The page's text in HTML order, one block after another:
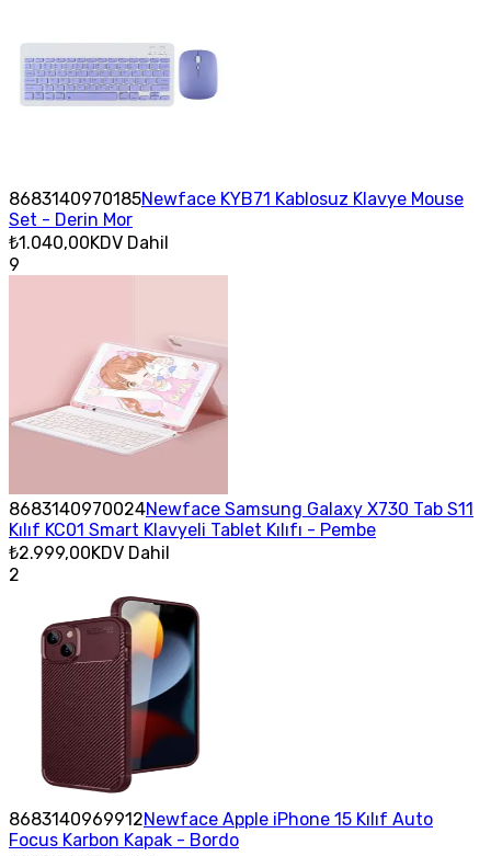
8683140970185Newface KYB71 Kablosuz Klavye Mouse
Set - Derin Mor
₺1.040,00KDV Dahil
9
8683140970024Newface Samsung Galaxy X730 Tab S11
Kılıf KC01 Smart Klavyeli Tablet Kılıfı - Pembe
₺2.999,00KDV Dahil
2
8683140969912Newface Apple iPhone 15 Kılıf Auto
Focus Karbon Kapak - Bordo